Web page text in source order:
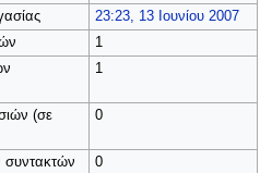
23:23, 13 Ιουνίου 2007
1
1
(σε
0
συντακτών 0